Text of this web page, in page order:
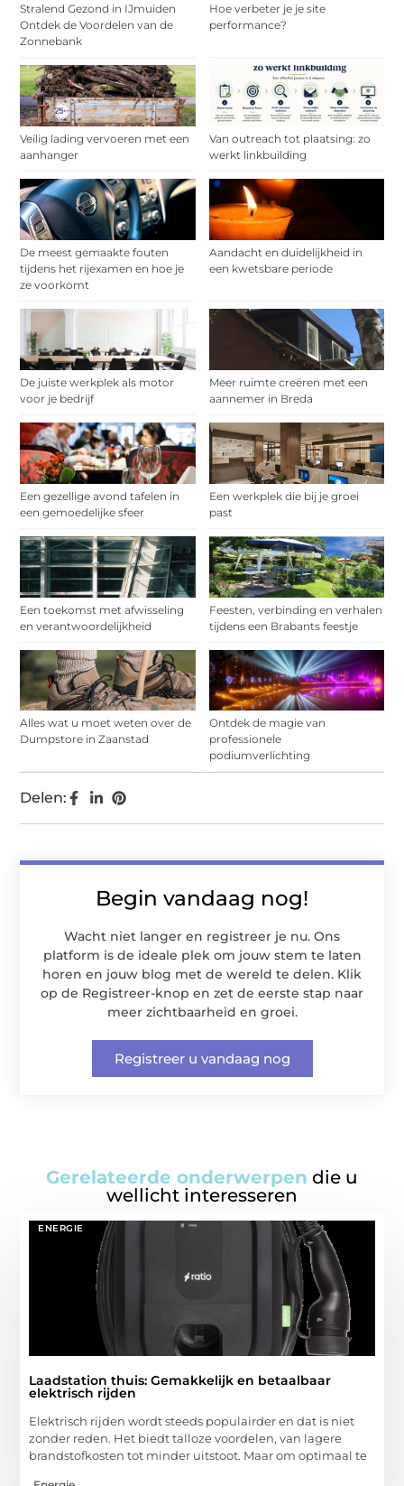
Stralend Gezond in IJmuiden
Ontdek de Voordelen van de
Zonnebank
Hoe verbeter je je site
performance?
Veilig lading vervoeren met een
aanhanger
Van outreach tot plaatsing: zo
werkt linkbuilding
De meest gemaakte fouten
tijdens het rijexamen en hoe je
ze voorkomt
Aandacht en duidelijkheid in
een kwetsbare periode
De juiste werkplek als motor
voor je bedrijf
Meer ruimte creëren met een
aannemer in Breda
Een gezellige avond tafelen in
een gemoedelijke sfeer
Een werkplek die bij je groei
past
Een toekomst met afwisseling
en verantwoordelijkheid
Feesten, verbinding en verhalen
tijdens een Brabants feestje
Alles wat u moet weten over de
Dumpstore in Zaanstad
Ontdek de magie van
professionele
podiumverlichting
Begin vandaag nog!
Wacht niet langer en registreer je nu. Ons
platform is de ideale plek om jouw stem te laten
horen en jouw blog met de wereld te delen. Klik
op de Registreer-knop en zet de eerste stap naar
meer zichtbaarheid en groei.
Registreer u vandaag nog
Delen:
Gerelateerde onderwerpen die u
wellicht interesseren
ENERGIE
Laadstation thuis: Gemakkelijk en betaalbaar
elektrisch rijden
Elektrisch rijden wordt steeds populairder en dat is niet
zonder reden. Het biedt talloze voordelen, van lagere
brandstofkosten tot minder uitstoot. Maar om optimaal te